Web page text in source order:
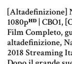
[Altadefinizione]
1080pᴴᴰ | CBO1,
Film Completo,
altadefinizione,
2018 Streaming